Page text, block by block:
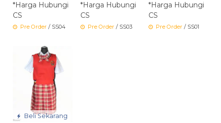
*Harga Hubungi
CS
Pre Order / SS04
*Harga Hubungi
CS
Pre Order / SS03
*Harga Hubungi
CS
Pre Order / SS01
Beli Sekarang